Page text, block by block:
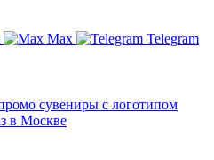
Max
Telegram